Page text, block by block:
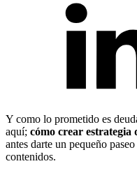
Y como lo prometido es
aquí; cómo crear estrategia
antes darte un pequeño
contenidos.